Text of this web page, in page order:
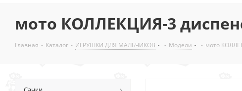
мото КОЛЛЕКЦИЯ-3
Главная - Каталог - ИГРУШКИ ДЛЯ МАЛЬЧИКОВ - Модели - мото